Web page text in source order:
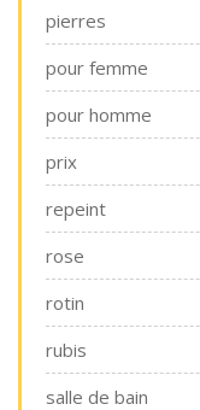
pierres
pour femme
pour homme
prix
repeint
rose
rotin
rubis
salle de bain